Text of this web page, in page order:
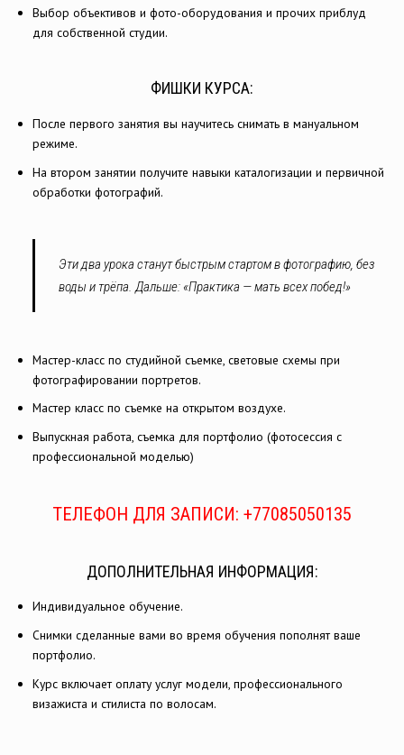
Выбор объективов и фото-оборудования и прочих приблуд
для собственной студии.
ФИШКИ КУРСА:
После первого занятия вы научитесь снимать в мануальном
режиме.
На втором занятии получите навыки каталогизации и первичной
обработки фотографий.
Эти два урока станут быстрым стартом в фотографию, без
воды и трёпа. Дальше: «Практика — мать всех побед!»
Мастер-класс по студийной съемке, световые схемы при
фотографировании портретов.
Мастер класс по съемке на открытом воздухе.
Выпускная работа, съемка для портфолио (фотосессия с
профессиональной моделью)
ТЕЛЕФОН ДЛЯ ЗАПИСИ: +77085050135
ДОПОЛНИТЕЛЬНАЯ ИНФОРМАЦИЯ:
Индивидуальное обучение.
Снимки сделанные вами во время обучения пополнят ваше
портфолио.
Курс включает оплату услуг модели, профессионального
визажиста и стилиста по волосам.